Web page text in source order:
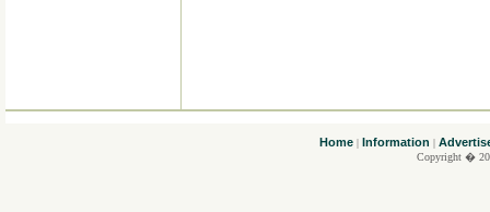
Home| Information |
Copyright �